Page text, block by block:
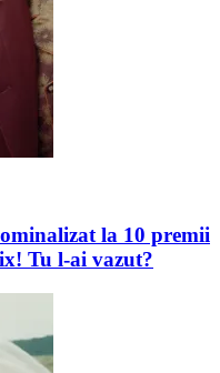
la 10 premii
Tu l-ai vazut?